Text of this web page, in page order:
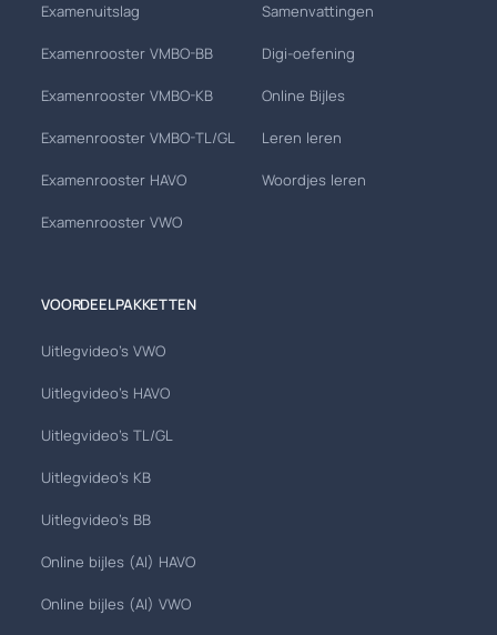
Examenuitslag
Examenrooster VMBO-BB
Examenrooster VMBO-KB
Examenrooster VMBO-TL/GL
Examenrooster HAVO
Examenrooster VWO
Samenvattingen
Digi-oefening
Online Bijles
Leren leren
Woordjes leren
VOORDEELPAKKETTEN
Uitlegvideo's VWO
Uitlegvideo's HAVO
Uitlegvideo's TL/GL
Uitlegvideo's KB
Uitlegvideo's BB
Online bijles (AI) HAVO
Online bijles (AI) VWO